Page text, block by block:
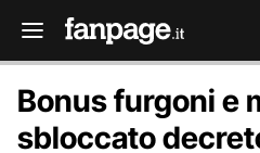
Bonus furgoni e
sbloccato